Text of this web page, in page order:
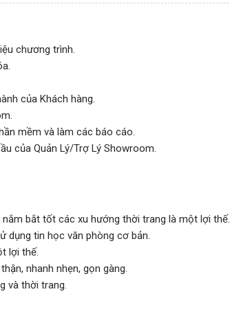
chương trình.
của Khách hàng.
mềm và làm các báo cáo.
của Quản Lý/Trợ Lý Showroom.
bắt tốt các xu hướng thời trang là một lợi thế.
dụng tin học văn phòng cơ bản.
lợi thế.
nhanh nhẹn, gọn gàng.
và thời trang.